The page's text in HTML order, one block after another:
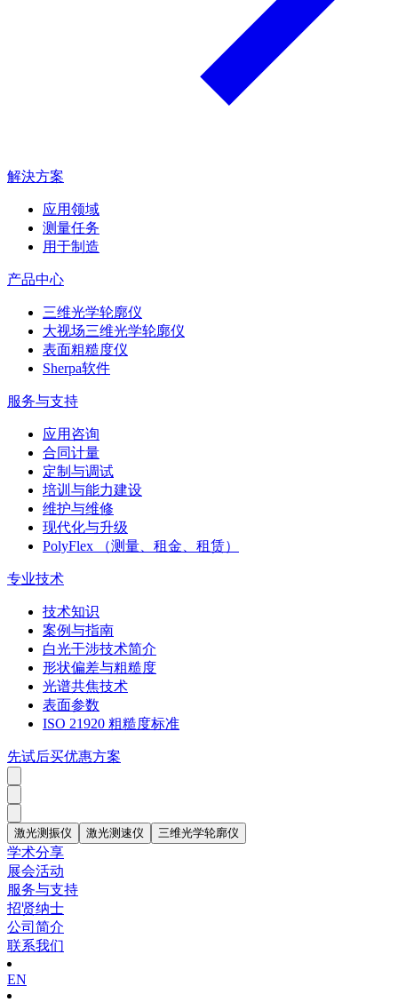
解決方案
应用领域
测量任务
用于制造
产品中心
三维光学轮廓仪
大视场三维光学轮廓仪
表面粗糙度仪
Sherpa软件
服务与支持
应用咨询
合同计量
定制与调试
培训与能力建设
维护与维修
现代化与升级
PolyFlex （测量、租金、租赁）
专业技术
技术知识
案例与指南
白光干涉技术简介
形状偏差与粗糙度
光谱共焦技术
表面参数
ISO 21920 粗糙度标准
先试后买优惠方案
激光测振仪 激光测速仪 三维光学轮廓仪
学术分享
展会活动
服务与支持
招贤纳士
公司简介
联系我们
EN